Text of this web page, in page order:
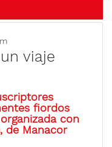
viaje
fiordos
con
de Manacor